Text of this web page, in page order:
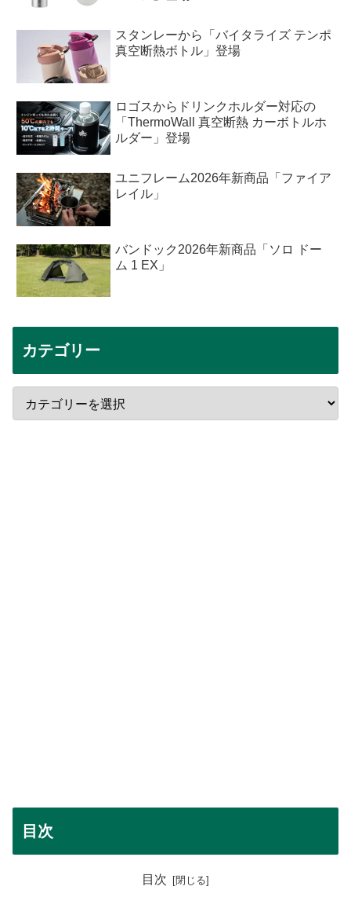
スタンレーから「バイタライズ テンポ
真空断熱ボトル」登場
ロゴスからドリンクホルダー対応の
「ThermoWall 真空断熱 カーボトルホ
ルダー」登場
ユニフレーム2026年新商品「ファイア
レイル」
バンドック2026年新商品「ソロ ドー
ム 1 EX」
カテゴリー
目次
目次